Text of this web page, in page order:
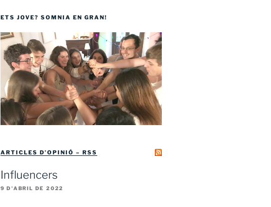
ETS JOVE? SOMNIA EN GRAN!
ARTICLES D’OPINIÓ – RSS
Influencers
9 D'ABRIL DE 2022